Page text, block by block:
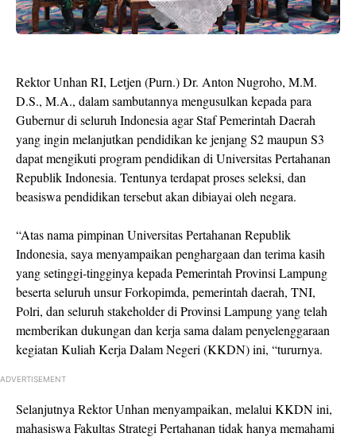
Rektor Unhan RI, Letjen (Purn.) Dr. Anton Nugroho, M.M.
D.S., M.A., dalam sambutannya mengusulkan kepada para
Gubernur di seluruh Indonesia agar Staf Pemerintah Daerah
yang ingin melanjutkan pendidikan ke jenjang S2 maupun S3
dapat mengikuti program pendidikan di Universitas Pertahanan
Republik Indonesia. Tentunya terdapat proses seleksi, dan
beasiswa pendidikan tersebut akan dibiayai oleh negara.
“Atas nama pimpinan Universitas Pertahanan Republik
Indonesia, saya menyampaikan penghargaan dan terima kasih
yang setinggi-tingginya kepada Pemerintah Provinsi Lampung
beserta seluruh unsur Forkopimda, pemerintah daerah, TNI,
Polri, dan seluruh stakeholder di Provinsi Lampung yang telah
memberikan dukungan dan kerja sama dalam penyelenggaraan
kegiatan Kuliah Kerja Dalam Negeri (KKDN) ini, “tururnya.
ADVERTISEMENT
Selanjutnya Rektor Unhan menyampaikan, melalui KKDN ini,
mahasiswa Fakultas Strategi Pertahanan tidak hanya memahami